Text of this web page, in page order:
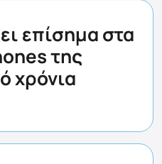
επίσημα στα
της
χρόνια